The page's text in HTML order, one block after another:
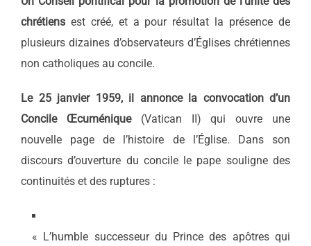
chrétiens est créé, et a pour résultat la présence de
plusieurs dizaines d’observateurs d’Églises chrétiennes
non catholiques au concile.
Le 25 janvier 1959, il annonce la convocation d’un
Concile Œcuménique(Vatican II) qui ouvre une
nouvelle page de l’histoire de l’Église. Dans son
discours d’ouverture du concile le pape souligne des
continuités et des ruptures :
« L’humble successeur du Prince des apôtres qui